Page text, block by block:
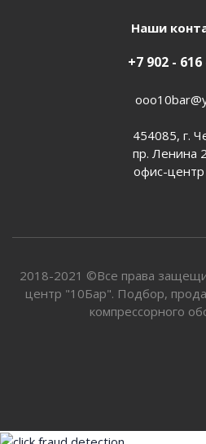
Наши
+7 902 - 616
454085, г.
пр. Ленина
офис-центр
2018-2021 ©Все права
центр "10Бар". Подбор,
компрессорного